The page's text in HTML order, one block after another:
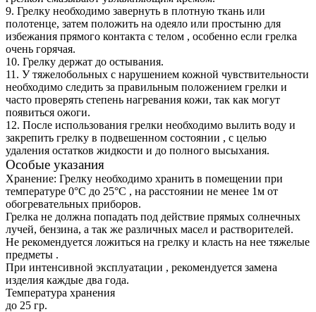
9. Грелку необходимо завернуть в плотную ткань или
полотенце, затем положить на одеяло или простыню для
избежания прямого контакта с телом , особенно если грелка
очень горячая.
10. Грелку держат до остывания.
11. У тяжелобольных с нарушением кожной чувствительности
необходимо следить за правильным положением грелки и
часто проверять степень нагревания кожи, так как могут
появиться ожоги.
12. После использования грелки необходимо вылить воду и
закрепить грелку в подвешенном состоянии , с целью
удаления остатков жидкости и до полного высыхания.
Особые указания
Хранение: Грелку необходимо хранить в помещении при
температуре 0°С до 25°С , на расстоянии не менее 1м от
обогревательных приборов.
Грелка не должна попадать под действие прямых солнечных
лучей, бензина, а так же различных масел и растворителей.
Не рекомендуется ложиться на грелку и класть на нее тяжелые
предметы .
При интенсивной эксплуатации , рекомендуется замена
изделия каждые два года.
Температура хранения
до 25 гр.